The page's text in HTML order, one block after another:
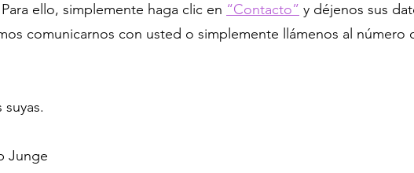
ello, simplemente haga clic en “Contacto” y déjenos sus
comunicarnos con usted o simplemente llámenos al número
Junge